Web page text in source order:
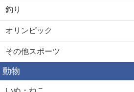
釣り
オリンピック
その他スポーツ
動物
いぬ・ねこ